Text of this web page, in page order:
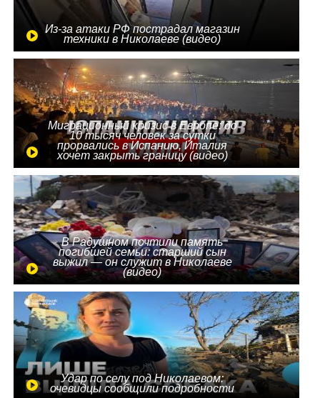
Из-за атаки РФ пострадал магазин
техники в Николаеве (видео)
Миграционный кризис в Европе: до
10 тысяч человек за сутки
прорвались в Испанию, Италия
хочет закрыть границу (видео)
В Радушном почтили память
погибшей семьи: старший сын
выжил — он служит в Николаеве
(видео)
Удар по селу под Николаевом:
очевидцы сообщили подробности